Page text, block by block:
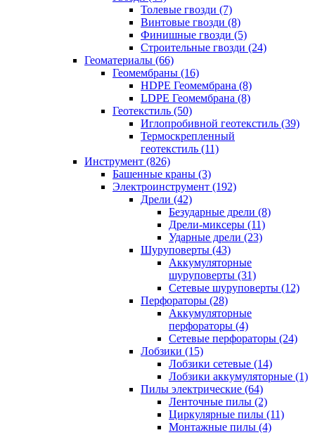
Толевые гвозди (7)
Винтовые гвозди (8)
Финишные гвозди (5)
Строительные гвозди (24)
Геоматериалы (66)
Геомембраны (16)
HDPE Геомембрана (8)
LDPE Геомембрана (8)
Геотекстиль (50)
Иглопробивной геотекстиль (39)
Термоскрепленный
геотекстиль (11)
Инструмент (826)
Башенные краны (3)
Электроинструмент (192)
Дрели (42)
Безударные дрели (8)
Дрели-миксеры (11)
Ударные дрели (23)
Шуруповерты (43)
Аккумуляторные
шуруповерты (31)
Сетевые шуруповерты (12)
Перфораторы (28)
Аккумуляторные
перфораторы (4)
Сетевые перфораторы (24)
Лобзики (15)
Лобзики сетевые (14)
Лобзики аккумуляторные (1)
Пилы электрические (64)
Ленточные пилы (2)
Циркулярные пилы (11)
Монтажные пилы (4)